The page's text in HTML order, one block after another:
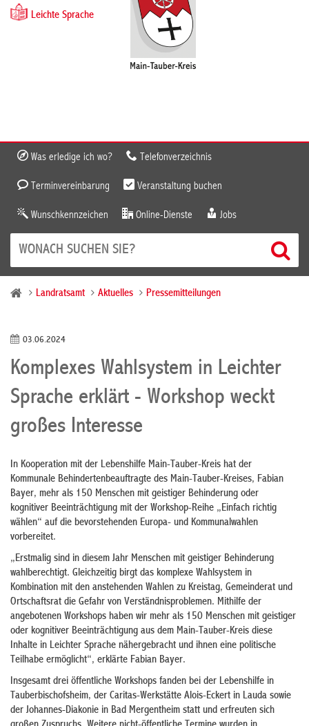
Leichte Sprache
Was erledige ich wo? Telefonverzeichnis
Terminvereinbarung Veranstaltung buchen
Wunschkennzeichen Online-Dienste Jobs
Landratsamt Aktuelles Pressemitteilungen
03.06.2024
Komplexes Wahlsystem in Leichter
Sprache erklärt - Workshop weckt
großes Interesse
In Kooperation mit der Lebenshilfe Main-Tauber-Kreis hat der
Kommunale Behindertenbeauftragte des Main-Tauber-Kreises, Fabian
Bayer, mehr als 150 Menschen mit geistiger Behinderung oder
kognitiver Beeinträchtigung mit der Workshop-Reihe „Einfach richtig
wählen“ auf die bevorstehenden Europa- und Kommunalwahlen
vorbereitet.
„Erstmalig sind in diesem Jahr Menschen mit geistiger Behinderung
wahlberechtigt. Gleichzeitig birgt das komplexe Wahlsystem in
Kombination mit den anstehenden Wahlen zu Kreistag, Gemeinderat und
Ortschaftsrat die Gefahr von Verständnisproblemen. Mithilfe der
angebotenen Workshops haben wir mehr als 150 Menschen mit geistiger
oder kognitiver Beeinträchtigung aus dem Main-Tauber-Kreis diese
Inhalte in Leichter Sprache nähergebracht und ihnen eine politische
Teilhabe ermöglicht“, erklärte Fabian Bayer.
Insgesamt drei öffentliche Workshops fanden bei der Lebenshilfe in
Tauberbischofsheim, der Caritas-Werkstätte Alois-Eckert in Lauda sowie
der Johannes-Diakonie in Bad Mergentheim statt und erfreuten sich